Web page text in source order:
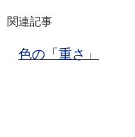
関連記事
色の「重さ」